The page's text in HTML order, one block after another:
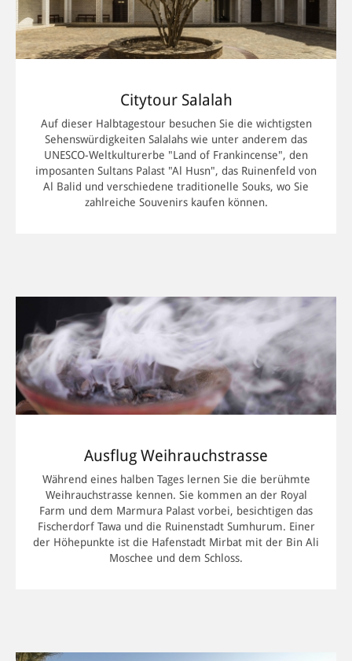
Der Ausläufer des Monsuns legt zwischen Juli und
September einen feuchten, grauen Schleier über das Land.
Dann verwandelt sich die Region in einen üppigen Garten
Eden mit tropischer Vegetation. Zu dieser Zeit findet das
Handel mit Weihrauch in Salalah
Zu Reichtum gelangte Salalah im 13. Jahrhundert durch den
Handel mit Weihrauch. Das wertvolle Exportgut wurde unter
anderem im Hafen von Khor al-Baleed östlich der Stadt
umgeschlagen. Mehr über das Räucherwerk und die
Eine besonders schöne Art, Salalah kennenzulernen, ist eine
Stadtrundfahrt. Unterwegs besuchen Sie das Salalah Museum
mit seinen von uralten Inschriften verzierten Steintafeln
sowie einer Sammlung antiker Münzen und Schmuckstücke.
Anschliessend halten Sie am Sultanspalast hinter dem Souq,
dem Sommersitz von Sultan Qaboos, den Sie allerdings nur
von aussen in Augenschein nehmen dürfen. Auf dem Markt
dagegen sind Sie herzlich willkommen. Hier können Sie sich
unerschöpflich.
Zeitreise auf der Weihrauchstrasse
Unbedingt sollten Sie bei Ihrem Aufenthalt in Salalah eine
Tour über die Weihrauchstrasse einplanen. Fahren Sie über
die historische Handelsroute in Richtung Taqa, wo die Ayn
Razat-Quellen im Schatten der Qara-Berge an die Oberfläche
Citytour Salalah
Auf dieser Halbtagestour besuchen Sie die wichtigsten
Sehenswürdigkeiten Salalahs wie unter anderem das
UNESCO-Weltkulturerbe "Land of Frankincense", den
imposanten Sultans Palast "Al Husn", das Ruinenfeld von
Al Balid und verschiedene traditionelle Souks, wo Sie
zahlreiche Souvenirs kaufen können.
Ausflug Weihrauchstrasse
Während eines halben Tages lernen Sie die berühmte
Weihrauchstrasse kennen. Sie kommen an der Royal
Farm und dem Marmura Palast vorbei, besichtigen das
Fischerdorf Tawa und die Ruinenstadt Sumhurum. Einer
der Höhepunkte ist die Hafenstadt Mirbat mit der Bin Ali
Moschee und dem Schloss.